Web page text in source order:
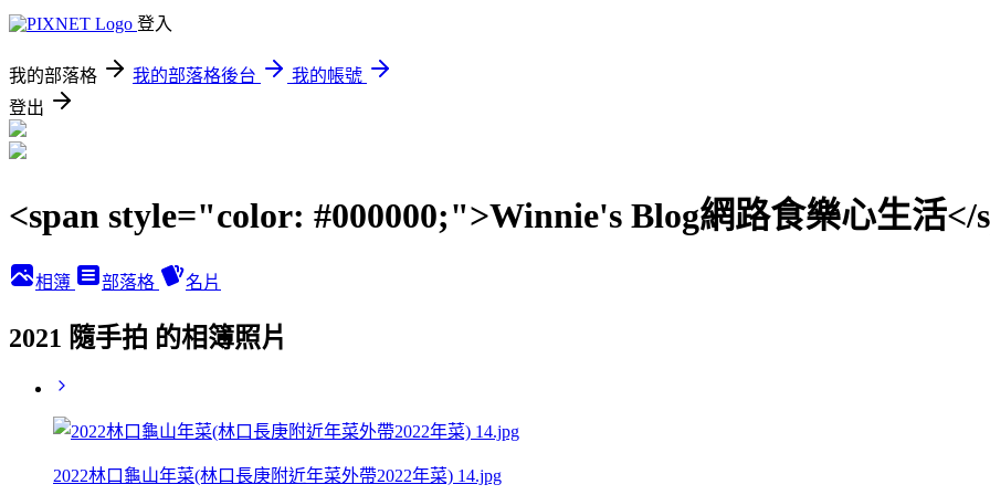
登入
我的部落格 我的部落格後台
我的帳號
登出
<span style="color: #000000;">Winnie's Blog網路食樂心生活</
相簿 部落格 名片
2021 隨手拍 的相簿照片
2022林口龜山年菜(林口長庚附近年菜外帶2022年菜) 14.jpg